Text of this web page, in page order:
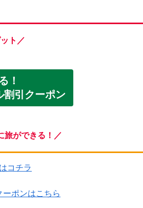
ト／
！
割引クーポン
旅ができる！／
コチラ
ーポンはこちら